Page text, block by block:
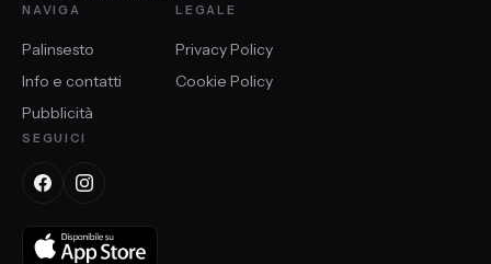
NAVIGA
Palinsesto
Info e contatti
Pubblicità
LEGALE
Privacy Policy
Cookie Policy
SEGUICI